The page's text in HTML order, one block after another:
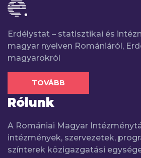
Erdélystat – statisztikai és
magyar nyelven Romániáról,
magyarokról
TOVÁBB
Rólunk
A Romániai Magyar
intézmények, szervezetek,
színterek közigazgatási